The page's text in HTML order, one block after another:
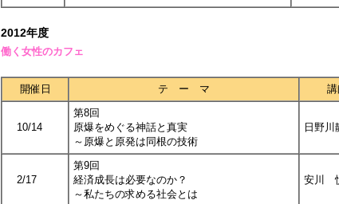
2012年度
働く女性のカフェ
開催日 テ ー マ
10/14
第8回
原爆をめぐる神話と真実
～原爆と原発は同根の技術
日野川
2/17
第9回
経済成長は必要なのか？
～私たちの求める社会とは
安川